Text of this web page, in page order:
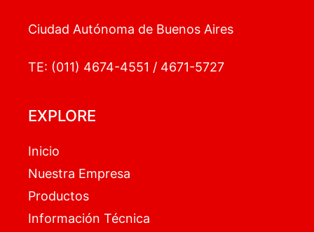
Ciudad Autónoma de Buenos Aires
TE: (011) 4674-4551 / 4671-5727
EXPLORE
Inicio
Nuestra Empresa
Productos
Información Técnica